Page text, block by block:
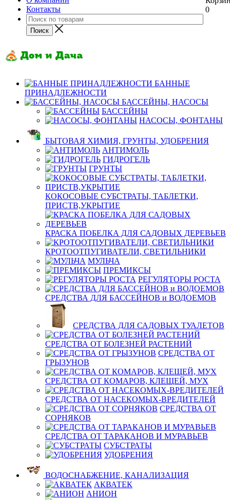
Контакты
0
БАННЫЕ
ПРИНАДЛЕЖНОСТИ
БАССЕЙНЫ, НАСОСЫ
БАССЕЙНЫ
НАСОСЫ, ФОНТАНЫ
БЫТОВАЯ ХИМИЯ, ГРУНТЫ, УДОБРЕНИЯ
АНТИМОЛЬ
ГИДРОГЕЛЬ
ГРУНТЫ
КОКОСОВЫЕ СУБСТРАТЫ, ТАБЛЕТКИ,
ПРИСТВ,УКРЫТИЕ
КРАСКА ПОБЕЛКА ДЛЯ САДОВЫХ ДЕРЕВЬЕВ
КРОТООТПУГИВАТЕЛИ, СВЕТИЛЬНИКИ
МУЛЬЧА
ПРЕМИКСЫ
РЕГУЛЯТОРЫ РОСТА
СРЕДСТВА ДЛЯ БАССЕЙНОВ и ВОДОЕМОВ
СРЕДСТВА ДЛЯ САДОВЫХ ТУАЛЕТОВ
СРЕДСТВА ОТ БОЛЕЗНЕЙ РАСТЕНИЙ
СРЕДСТВА ОТ
ГРЫЗУНОВ
СРЕДСТВА ОТ КОМАРОВ, КЛЕЩЕЙ, МУХ
СРЕДСТВА ОТ НАСЕКОМЫХ-ВРЕДИТЕЛЕЙ
СРЕДСТВА ОТ
СОРНЯКОВ
СРЕДСТВА ОТ ТАРАКАНОВ И МУРАВЬЕВ
СУБСТРАТЫ
УДОБРЕНИЯ
ВОДОСНАБЖЕНИЕ, КАНАЛИЗАЦИЯ
АКВАТЕК
АНИОН